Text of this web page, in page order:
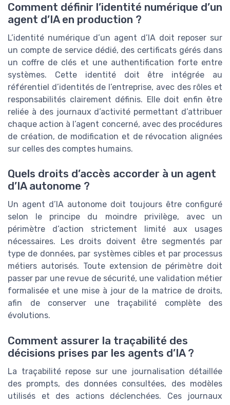
Comment définir l’identité numérique d’un
agent d’IA en production ?
L’identité numérique d’un agent d’IA doit reposer sur
un compte de service dédié, des certificats gérés dans
un coffre de clés et une authentification forte entre
systèmes. Cette identité doit être intégrée au
référentiel d’identités de l’entreprise, avec des rôles et
responsabilités clairement définis. Elle doit enfin être
reliée à des journaux d’activité permettant d’attribuer
chaque action à l’agent concerné, avec des procédures
de création, de modification et de révocation alignées
sur celles des comptes humains.
Quels droits d’accès accorder à un agent
d’IA autonome ?
Un agent d’IA autonome doit toujours être configuré
selon le principe du moindre privilège, avec un
périmètre d’action strictement limité aux usages
nécessaires. Les droits doivent être segmentés par
type de données, par systèmes cibles et par processus
métiers autorisés. Toute extension de périmètre doit
passer par une revue de sécurité, une validation métier
formalisée et une mise à jour de la matrice de droits,
afin de conserver une traçabilité complète des
évolutions.
Comment assurer la traçabilité des
décisions prises par les agents d’IA ?
La traçabilité repose sur une journalisation détaillée
des prompts, des données consultées, des modèles
utilisés et des actions déclenchées. Ces journaux